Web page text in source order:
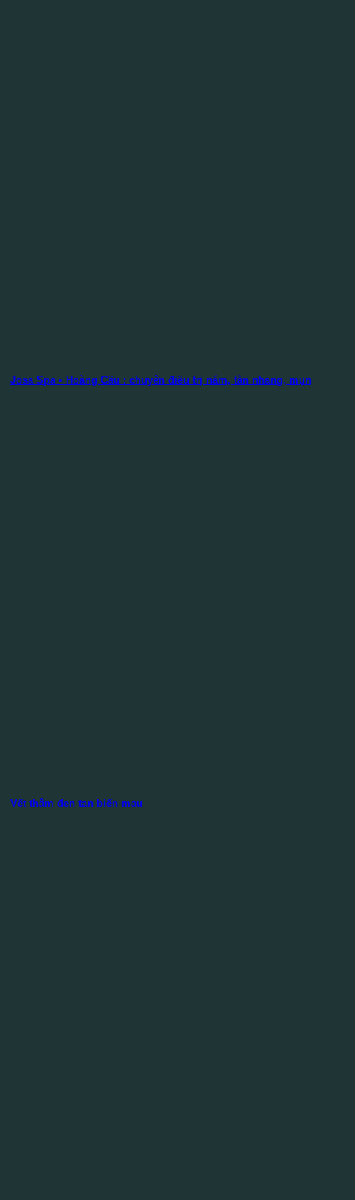
Josa Spa • Hoàng Cầu : chuyên điều trị nám, tàn nhang, mụn
Vết thâm đen tan biến mau